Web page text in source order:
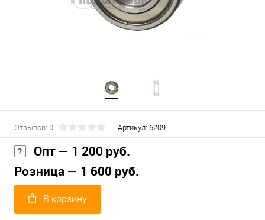
Отзывов: 0 Артикул: 6209
Опт — 1 200 руб.
Розница — 1 600 руб.
В корзину